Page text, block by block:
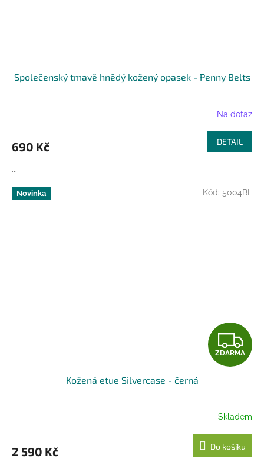
Společenský tmavě hnědý kožený opasek - Penny Belts
Na dotaz
690 Kč DETAIL
...
Novinka
Z
D
R
M
ZDARMA
Kožená etue Silvercase - černá
Skladem
2 590 Kč Do košíku
Kód: 5004BL